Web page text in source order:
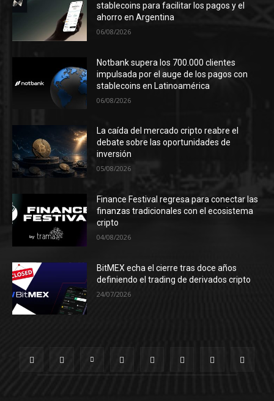
stablecoins para facilitar los pagos y el
ahorro en Argentina
06/08/2026
Notbank supera los 700.000 clientes
impulsada por el auge de los pagos con
stablecoins en Latinoamérica
06/08/2026
La caída del mercado cripto reabre el
debate sobre las oportunidades de
inversión
05/08/2026
Finance Festival regresa para conectar las
finanzas tradicionales con el ecosistema
cripto
04/08/2026
BitMEX echa el cierre tras doce años
definiendo el trading de derivados cripto
24/07/2026